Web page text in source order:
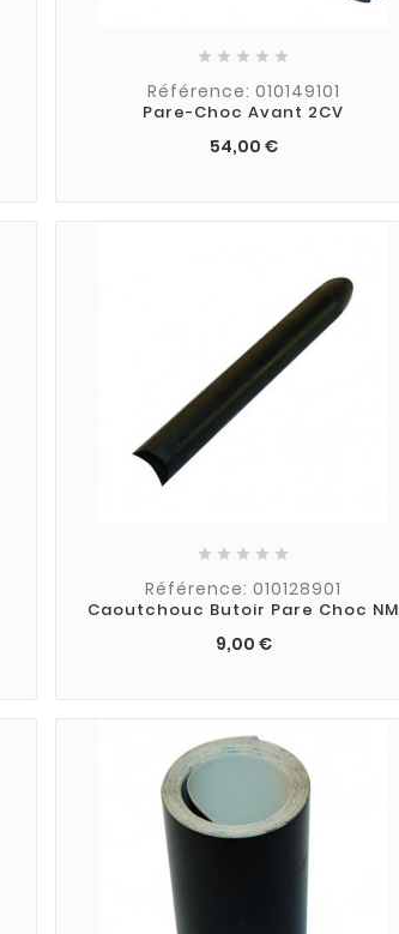
    
Référence: 010149101
Pare-Choc Avant 2CV
54,00 €
    
Référence: 010128901
Caoutchouc Butoir Pare Choc NM
9,00 €